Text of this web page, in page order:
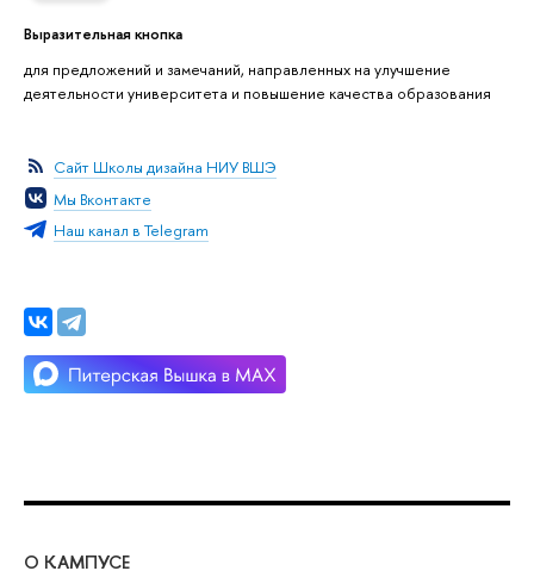
Выразительная кнопка
для предложений и замечаний, направленных на улучшение
деятельности университета и повышение качества образования
Сайт Школы дизайна НИУ ВШЭ
Мы Вконтакте
Наш канал в Telegram
О КАМПУСЕ